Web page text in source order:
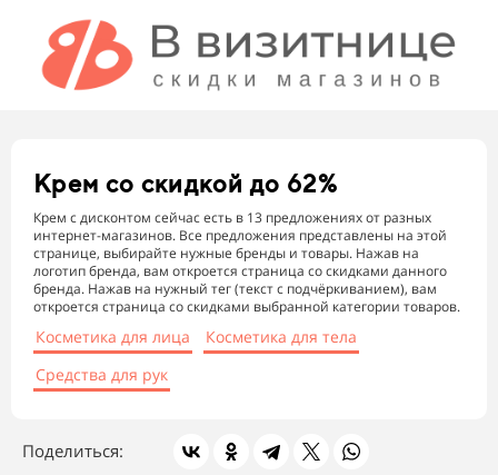
Крем со скидкой до 62%
Крем с дисконтом сейчас есть в 13 предложениях от разных
интернет-магазинов. Все предложения представлены на этой
странице, выбирайте нужные бренды и товары. Нажав на
логотип бренда, вам откроется страница со скидками данного
бренда. Нажав на нужный тег (текст с подчёркиванием), вам
откроется страница со скидками выбранной категории товаров.
Косметика для лица
Косметика для тела
Средства для рук
Поделиться: